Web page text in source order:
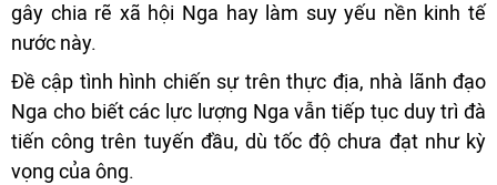
gây chia rẽ xã hội Nga hay làm suy yếu nền kinh tế
nước này.
Đề cập tình hình chiến sự trên thực địa, nhà lãnh đạo
Nga cho biết các lực lượng Nga vẫn tiếp tục duy trì đà
tiến công trên tuyến đầu, dù tốc độ chưa đạt như kỳ
vọng của ông.